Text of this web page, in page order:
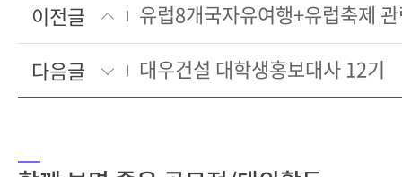
이전글
다음글
대우건설 대학생홍보대사 12기